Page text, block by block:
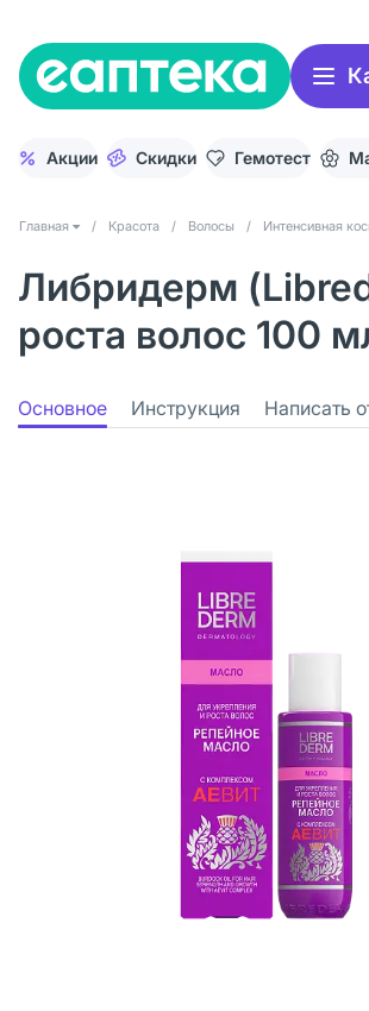
Акции Скидки Гемотест
Главная / Красота / Волосы / Интенсивная
Либридерм
роста волос 100
Основное Инструкция Написать